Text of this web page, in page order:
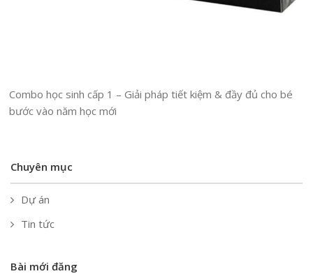
Combo học sinh cấp 1 – Giải pháp tiết kiệm & đầy đủ cho bé
bước vào năm học mới
Chuyên mục
Dự án
Tin tức
Bài mới đăng